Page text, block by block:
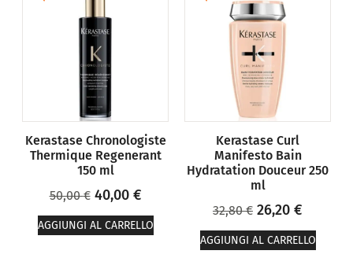
Kerastase Chronologiste
Thermique Regenerant
150 ml
50,00€ 40,00 €
AGGIUNGI AL CARRELLO
Kerastase Curl
Manifesto Bain
Hydratation Douceur 250
ml
32,80€ 26,20 €
AGGIUNGI AL CARRELLO